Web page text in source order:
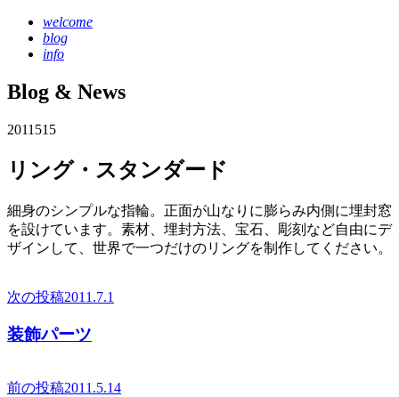
welcome
blog
info
Blog & News
2011 515
リング・スタンダード
細身のシンプルな指輪。正面が山なりに膨らみ内側に埋封窓
を設けています。素材、埋封方法、宝石、彫刻など自由にデ
ザインして、世界で一つだけのリングを制作してください。
次の投稿2011.7.1
装飾パーツ
前の投稿2011.5.14